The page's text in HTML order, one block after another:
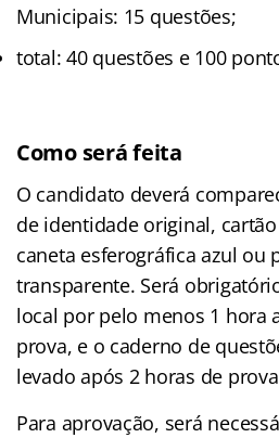
Municipais: 15 questões;
total: 40 questões e 100
Como será feita
O candidato deverá
de identidade original,
caneta esferográfica azul ou
transparente. Será
local por pelo menos 1 hora
prova, e o caderno de
levado após 2 horas de
Para aprovação, será